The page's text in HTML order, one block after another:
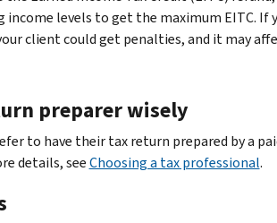
levels to get the maximum EITC. If
client could get penalties, and it may
preparer wisely
to have their tax return prepared by a
details, seeChoosing a tax professional.